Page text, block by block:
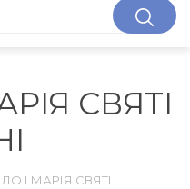
СВЯТІ
І МАРІЯ СВЯТІ